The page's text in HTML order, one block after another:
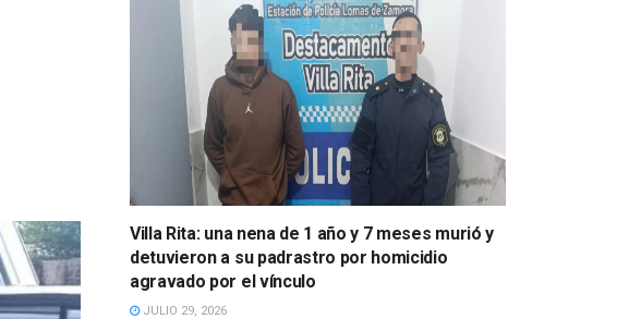
Villa Rita: una nena de 1 año y 7 meses murió y
detuvieron a su padrastro por homicidio
agravado por el vínculo
JULIO 29, 2026